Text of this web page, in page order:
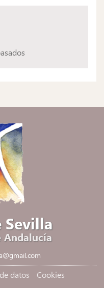
Sevilla
Andalucía
datos
Cookies